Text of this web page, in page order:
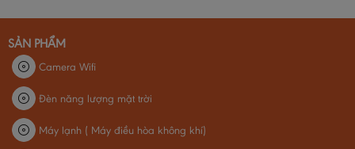
SẢN PHẨM
Camera Wifi
Đèn năng lượng mặt trời
Máy lạnh ( Máy điều hòa không khí)